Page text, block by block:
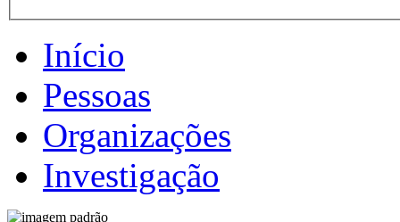
Início
Pessoas
Organizações
Investigação